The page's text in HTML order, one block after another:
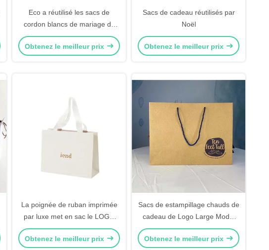
Eco a réutilisé les sacs de
cordon blancs de mariage de
papier des sacs 200gsm
emballage de cadeau
Obtenez le meilleur prix
Sacs de cadeau réutilisés par
Noël
Obtenez le meilleur prix
La poignée de ruban imprimée
par luxe met en sac le LOGO
texturisé d'or de sacs de cadeau
de Recyled
Obtenez le meilleur prix
Sacs de estampillage chauds de
cadeau de Logo Large Model
Kraft Paper
Obtenez le meilleur prix